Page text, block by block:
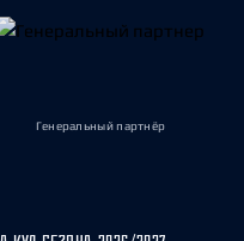
Генеральный партнёр